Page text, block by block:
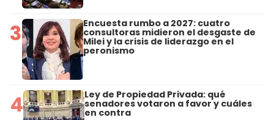
3 Encuesta rumbo a 2027: cuatro
consultoras midieron el desgaste de
Milei y la crisis de liderazgo en el
peronismo
4 Ley de Propiedad Privada: qué
senadores votaron a favor y cuáles
en contra